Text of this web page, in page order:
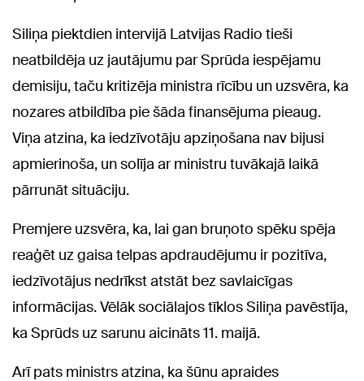
Siliņa piektdien intervijā Latvijas Radio tieši
neatbildēja uz jautājumu par Sprūda iespējamu
demisiju, taču kritizēja ministra rīcību un uzsvēra, ka
nozares atbildība pie šāda finansējuma pieaug.
Viņa atzina, ka iedzīvotāju apziņošana nav bijusi
apmierinoša, un solīja ar ministru tuvākajā laikā
pārrunāt situāciju.
Premjere uzsvēra, ka, lai gan bruņoto spēku spēja
reaģēt uz gaisa telpas apdraudējumu ir pozitīva,
iedzīvotājus nedrīkst atstāt bez savlaicīgas
informācijas. Vēlāk sociālajos tīklos Siliņa pavēstīja,
ka Sprūds uz sarunu aicināts 11. maijā.
Arī pats ministrs atzina, ka šūnu apraides